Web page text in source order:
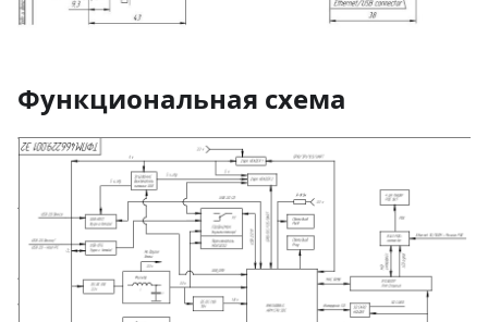
Функциональная схема